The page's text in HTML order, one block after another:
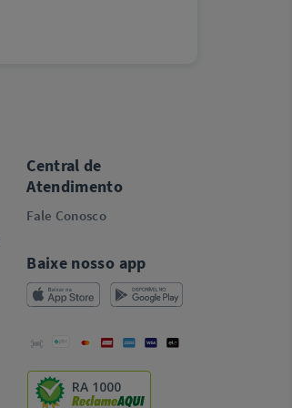
Central de
Atendimento
Fale Conosco
Baixe nosso app
RA 1000